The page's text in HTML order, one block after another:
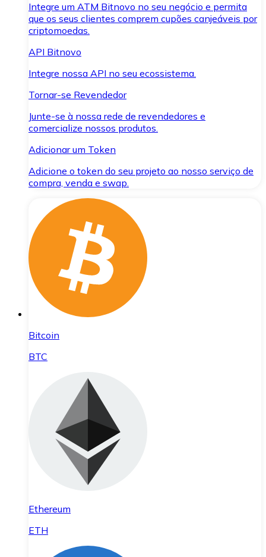
Integre um ATM Bitnovo no seu negócio e permita
que os seus clientes comprem cupões canjeáveis por
criptomoedas.
API Bitnovo
Integre nossa API no seu ecossistema.
Tornar-se Revendedor
Junte-se à nossa rede de revendedores e
comercialize nossos produtos.
Adicionar um Token
Adicione o token do seu projeto ao nosso serviço de
compra, venda e swap.
Bitcoin
BTC
Ethereum
ETH